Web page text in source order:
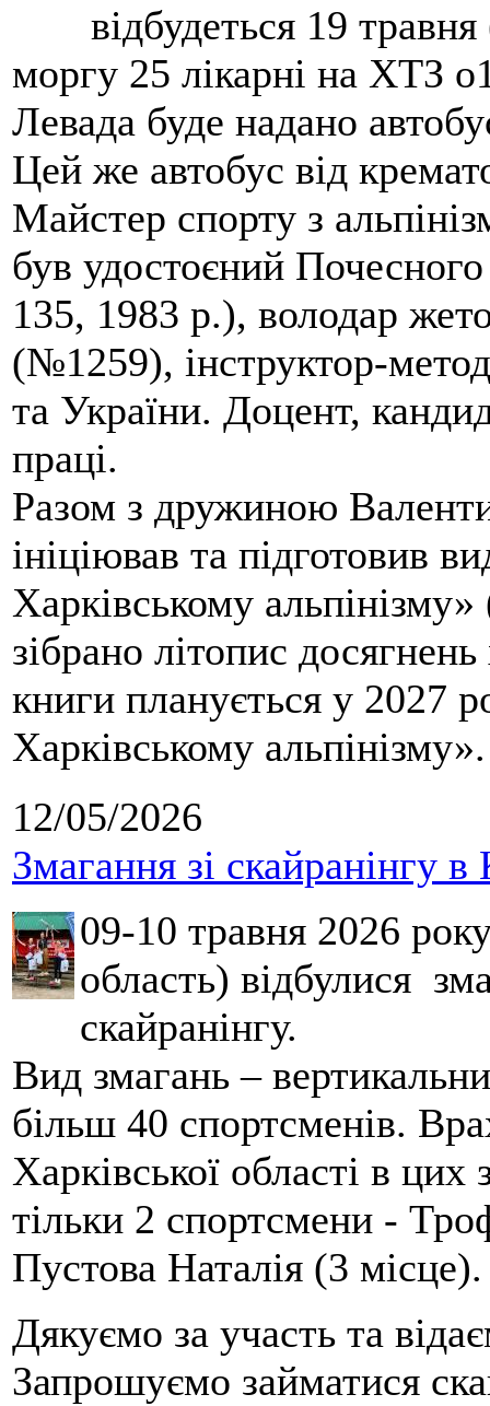
відбудеться 19
моргу 25 лікарні на ХТЗ
Левада буде надано
Цей же автобус від
Майстер спорту з
був удостоєний
135, 1983 р.), володар
(№1259), інструктор-
та України. Доцент,
праці.
Разом з дружиною
ініціював та підготовив
Харківському
зібрано літопис
книги планується у 2027
Харківському альпінізму».
12/05/2026
Змагання зі скайранінгу в
09-10 травня 2026
область) відбулися
скайранінгу.
Вид змагань –
більш 40 спортсменів.
Харківської області в
тільки 2 спортсмени -
Пустова Наталія (3 місце).
Дякуємо за участь та
Запрошуємо займатися